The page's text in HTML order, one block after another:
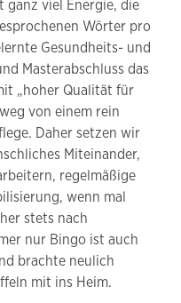
ganz viel Energie, die
Wörter pro
Gesundheits- und
Masterabschluss das
„hoher Qualität für
von einem rein
Daher setzen wir
Miteinander,
regelmäßige
wenn mal
stets nach
nur Bingo ist auch
brachte neulich
mit ins Heim.